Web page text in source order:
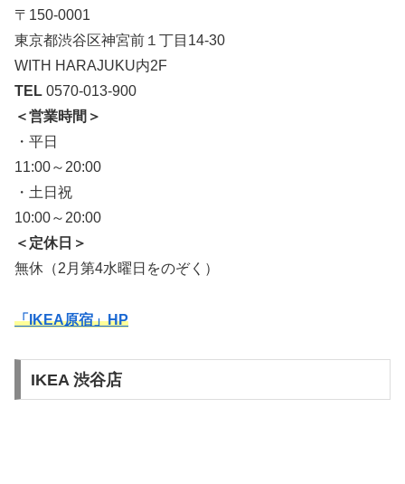
〒150-0001
東京都渋谷区神宮前１丁目14-30
WITH HARAJUKU内2F
TEL 0570-013-900
＜営業時間＞
・平日
11:00～20:00
・土日祝
10:00～20:00
＜定休日＞
無休（2月第4水曜日をのぞく）
「IKEA原宿」HP
IKEA 渋谷店